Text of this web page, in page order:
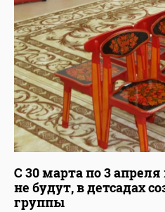
С 30 марта по 3
не будут, в детсадах
группы